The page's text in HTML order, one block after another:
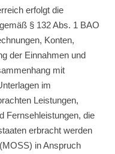
erfolgt die
§ 132 Abs. 1 BAO
Konten,
der Einnahmen und
mit
im
Leistungen,
Fernsehleistungen, die
erbracht werden
in Anspruch